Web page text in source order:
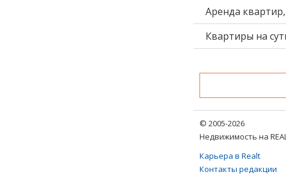
Аренда
Квартиры на
© 2005-2026
Недвижимость на
Карьера в Realt
Контакты редакции